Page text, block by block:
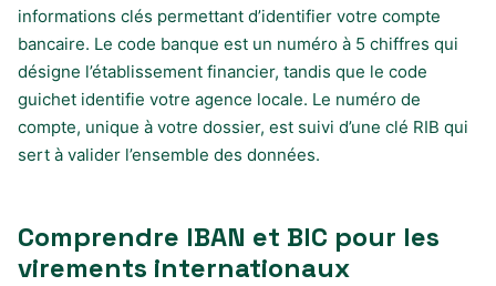
informations clés permettant d’identifier votre compte
bancaire. Le code banque est un numéro à 5 chiffres qui
désigne l’établissement financier, tandis que le code
guichet identifie votre agence locale. Le numéro de
compte, unique à votre dossier, est suivi d’une clé RIB qui
sert à valider l’ensemble des données.
Comprendre IBAN et BIC pour les
virements internationaux